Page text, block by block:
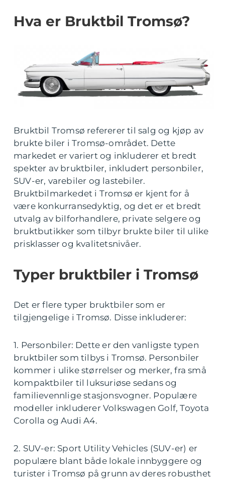
Hva er Bruktbil Tromsø?
Bruktbil Tromsø refererer til salg og kjøp av
brukte biler i Tromsø-området. Dette
markedet er variert og inkluderer et bredt
spekter av bruktbiler, inkludert personbiler,
SUV-er, varebiler og lastebiler.
Bruktbilmarkedet i Tromsø er kjent for å
være konkurransedyktig, og det er et bredt
utvalg av bilforhandlere, private selgere og
bruktbutikker som tilbyr brukte biler til ulike
prisklasser og kvalitetsnivåer.
Typer bruktbiler i Tromsø
Det er flere typer bruktbiler som er
tilgjengelige i Tromsø. Disse inkluderer:
1. Personbiler: Dette er den vanligste typen
bruktbiler som tilbys i Tromsø. Personbiler
kommer i ulike størrelser og merker, fra små
kompaktbiler til luksuriøse sedans og
familievennlige stasjonsvogner. Populære
modeller inkluderer Volkswagen Golf, Toyota
Corolla og Audi A4.
2. SUV-er: Sport Utility Vehicles (SUV-er) er
populære blant både lokale innbyggere og
turister i Tromsø på grunn av deres robusthet